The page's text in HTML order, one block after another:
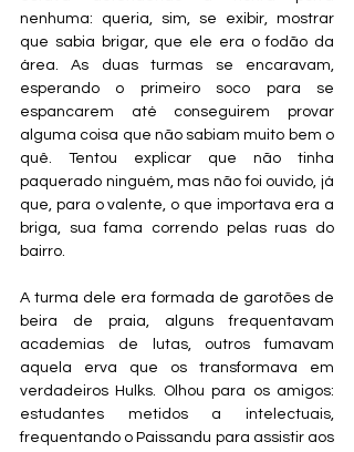
nenhuma: queria, sim, se exibir, mostrar
que sabia brigar, que ele era o fodão da
área. As duas turmas se encaravam,
esperando o primeiro soco para se
espancarem até conseguirem provar
alguma coisa que não sabiam muito bem o
quê. Tentou explicar que não tinha
paquerado ninguém, mas não foi ouvido, já
que, para o valente, o que importava era a
briga, sua fama correndo pelas ruas do
bairro.
A turma dele era formada de garotões de
beira de praia, alguns frequentavam
academias de lutas, outros fumavam
aquela erva que os transformava em
verdadeiros Hulks. Olhou para os amigos:
estudantes metidos a intelectuais,
frequentando o Paissandu para assistir aos